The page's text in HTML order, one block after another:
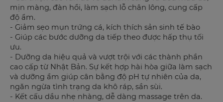
mịn màng, đàn hồi, làm sạch lỗ chân lông, cung cấp
độ ẩm.
- Giảm sẹo mụn trứng cá, kích thích sản sinh tế bào
- Giúp các bước dưỡng da tiếp theo được hấp thụ tối
ưu.
- Dưỡng da hiệu quả và vượt trội với các thành phần
cao cấp từ Nhật Bản. Sự kết hợp hài hòa giữa làm sạch
và dưỡng ẩm giúp cân bằng độ pH tự nhiên của da,
ngăn ngừa tình trạng da khô ráp, sần sùi.
- Kết cấu dầu nhẹ nhàng, dễ dàng massage trên da.